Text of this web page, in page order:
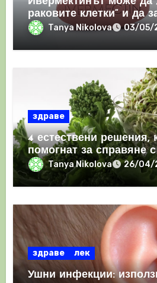
раковите клетки“ и да
имунния отговор
Tanya Nikolova 03/05/
здраве
4 естествени решения,
помогнат за справяне
Tanya Nikolova 26/04/
здраве лек
Ушни инфекции: